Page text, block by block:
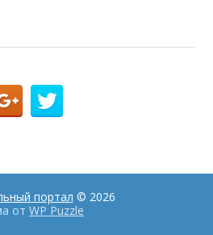
портал © 2026
от WP Puzzle